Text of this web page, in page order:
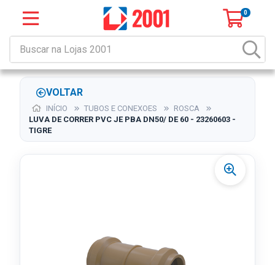
0
VOLTAR
INÍCIO TUBOS E CONEXOES
ROSCA
LUVA DE CORRER PVC JE PBA DN50/ DE 60 - 23260603 -
TIGRE